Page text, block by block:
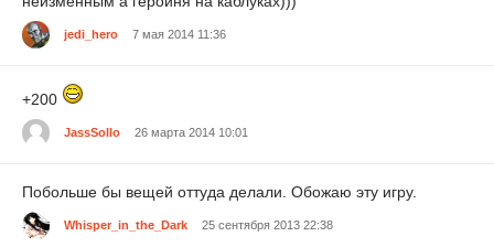
jedi_hero 7 мая 2014 11:36
+200
JassSollo 26 марта 2014 10:01
Побольше бы вещей оттуда делали. Обожаю эту игру.
Whisper_in_the_Dark 25 сентября 2013 22:38